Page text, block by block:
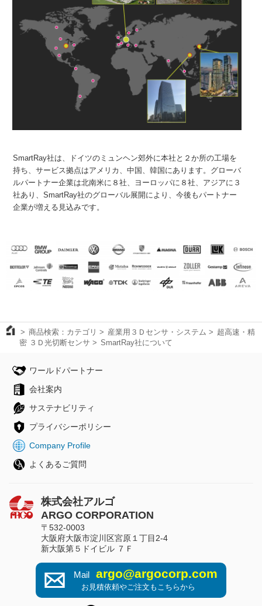
SmartRay社は、ドイツのミュンヘン郊外に本社と２か所の工場を
持ち、サービス拠点はアメリカ、中国、韓国にあります。グローバ
ルパートナー企業は北南米に８社、ヨーロッパに８社、アジアに３
社あり、SmartRay社のグローバル展開により、今後もパートナー
企業が増える見込みです。
商品検索：カテゴリ 産業用３Ｄセンサ・システム
超高速・精
密 ３Ｄ光切断センサ
SmartRay社について
ワールドパートナー
会社案内
サステナビリティ
プライバシーポリシー
Company Profile
よくあるご質問
株式会社アルゴ
ARGO CORPORATION
〒532-0003
大阪府大阪市淀川区宮原１丁目2-4
新大阪第５ドイビル ７Ｆ
Mail argo@argocorp.com
お見積依頼やご注文もこちらから